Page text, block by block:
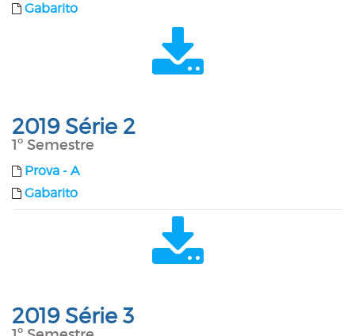
Gabarito
2019 Série 2
1º Semestre
Prova - A
Gabarito
2019 Série 3